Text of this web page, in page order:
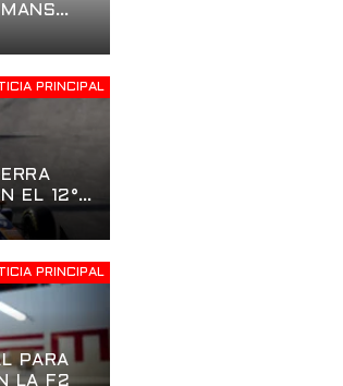
PRINCIPAL
EL 12°
PRINCIPAL
PARA
LA F2